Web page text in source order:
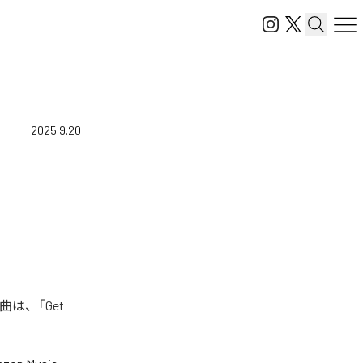
2025.9.20
は、「Get